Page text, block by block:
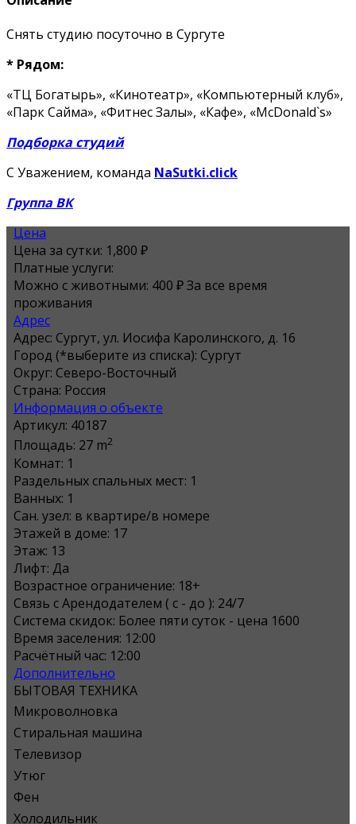
Снять студию посуточно в Сургуте
* Рядом:
«ТЦ Богатырь», «Кинотеатр», «Компьютерный клуб»,
«Парк Сайма», «Фитнес Залы», «Кафе», «McDonald`s»
Подборка студий
С Уважением, команда NaSutki.click
Группа ВК
Цена
Цена за сутки: 1,800 ₽
Платные услуги:
Можно с животными: 400 ₽ За все время
проживания
Адрес
Адрес: Сургут, ул. Иосифа Каролинского, д. 16
Город (*выберите из списка): Сургут
Округ: Северо-Восточный
Страна: Россия
Информация о объекте
Артикул: 40187
Площадь: 27 m2
Комнат: 1
Раздельных спальных мест: 1
Ванных: 1
Сан. узел: в квартире/в номере
Этажей в доме: 17
Этаж: 13
Лифт: Да
Возрастное ограничение: 18+
Связь с Арендодателем ( с - до ): 24/7
Система скидок: Более пяти суток - цена 1600
Время заселения: 12:00
Расчётный час: 12:00
Дополнительно
БЫТОВАЯ ТЕХНИКА
Микроволновка
Стиральная машина
Телевизор
Утюг
Фен
Холодильник